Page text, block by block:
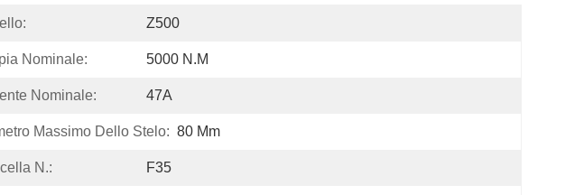
Z500
Nominale: 5000 N.m
Nominale: 47A
Massimo Dello Stelo: 80 Mm
N.: F35